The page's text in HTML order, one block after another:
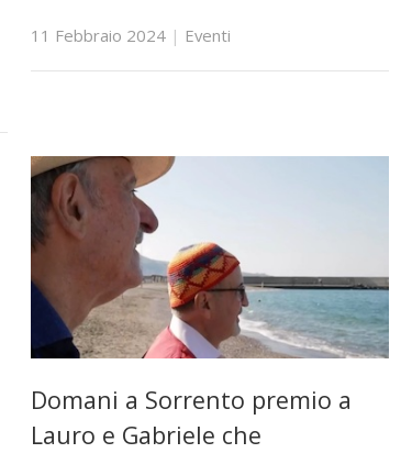
11 Febbraio 2024| Eventi
Domani a Sorrento premio a
Lauro e Gabriele che